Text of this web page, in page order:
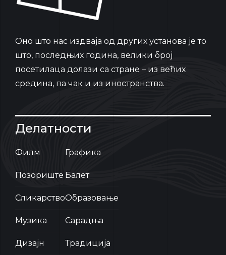
Oно што нас издваја од других установа је то
што, последњих година, велики број
посетилаца долази са стране – из већих
средина, па чак и из иностранства.
Делатности
Филм
Позориште
Сликарство
Музика
Дизајн
Графика
Балет
Образовање
Сарадња
Традиција